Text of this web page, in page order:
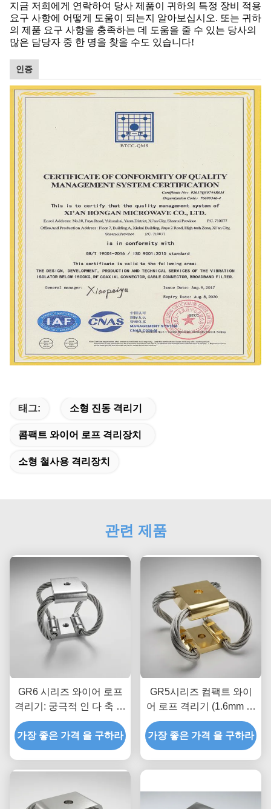
지금 저희에게 연락하여 당사 제품이 귀하의 특정 장비 적용
요구 사항에 어떻게 도움이 되는지 알아보십시오. 또는 귀하
의 제품 요구 사항을 충족하는 데 도움을 줄 수 있는 당사의
많은 담당자 중 한 명을 찾을 수도 있습니다!
인증
태그: 소형 진동 격리기
콤팩트 와이어 로프 격리장치
소형 철사용 격리장치
관련 제품
GR6 시리즈 와이어 로프
격리기: 궁극적 인 다 축 충
격 및 진동 격리
가장 좋은 가격 을 구하라
GR5시리즈 컴팩트 와이
어 로프 격리기 (1.6mm 케
이블 직경)
가장 좋은 가격 을 구하라